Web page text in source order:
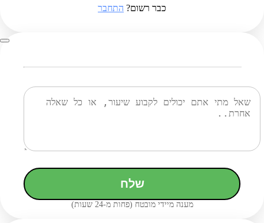
כבר רשום? התחבר
שלח
מענה מיידי מובטח (פחות מ-24 שעות)